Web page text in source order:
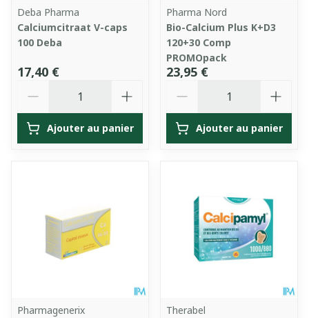
Deba Pharma
Calciumcitraat V-caps
100 Deba
17,40 €
Ajouter au panier
Pharma Nord
Bio-Calcium Plus K+D3
120+30 Comp
PROMOpack
23,95 €
Ajouter au panier
Pharmagenerix
Therabel